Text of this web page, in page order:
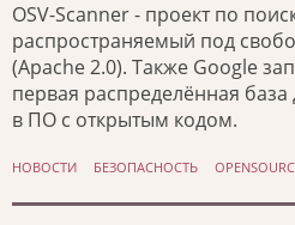
OSV-Scanner - проект по
распространяемый под
(Apache 2.0). Также Google
первая распределённая
в ПО с открытым кодом.
НОВОСТИ БЕЗОПАСНОСТЬ